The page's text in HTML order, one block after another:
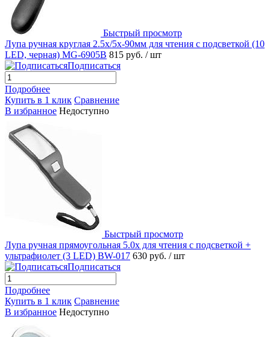
Быстрый просмотр
Лупа ручная круглая 2.5x/5х-90мм для чтения с подсветкой (10
LED, черная) MG-6905B 815 руб. / шт
Подписаться
Подробнее
Купить в 1 клик Сравнение
В избранное Недоступно
Быстрый просмотр
Лупа ручная прямоугольная 5.0x для чтения с подсветкой +
ультрафиолет (3 LED) BW-017 630 руб. / шт
Подписаться
Подробнее
Купить в 1 клик Сравнение
В избранное Недоступно